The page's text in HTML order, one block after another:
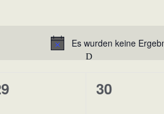
Es wurden keine
D
0
Veranstaltungen,
30